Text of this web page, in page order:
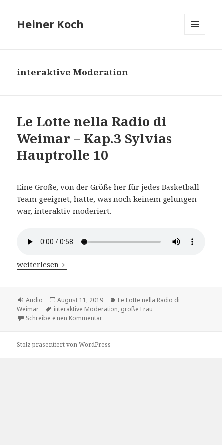
Heiner Koch
interaktive Moderation
Le Lotte nella Radio di
Weimar – Kap.3 Sylvias
Hauptrolle 10
Eine Große, von der Größe her für jedes Basketball-
Team geeignet, hatte, was noch keinem gelungen
war, interaktiv moderiert.
Le Lotte nella Radio di Weimar – Kap.3 Sylvias
weiterlesen
Format
Audio
Veröffentlicht
am
August 11, 2019 Kategorien
Le Lotte nella Radio di
Weimar
Schlagwörter
interaktive Moderation, große Frau
Schreibe einen Kommentarzu Le Lotte nella Radio di Weimar – Kap.3
Stolz präsentiert von WordPress